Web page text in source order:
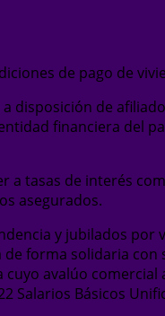
de pago de
disposición de
financiera del
a tasas de interés
asegurados.
y jubilados por
forma solidaria
avalúo
Básicos